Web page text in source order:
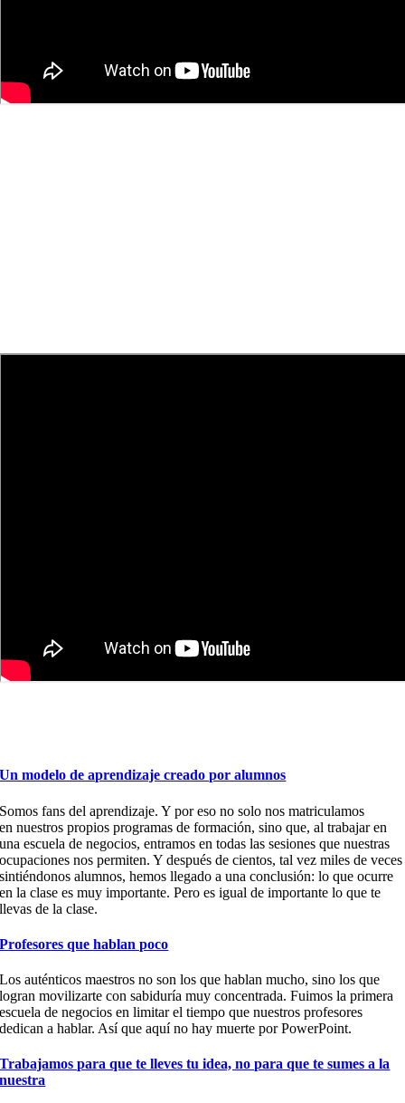
Un modelo de aprendizaje creado por alumnos
Somos fans del aprendizaje. Y por eso no solonos matriculamos
en nuestros propios programas deformación, sino que, al trabajar en
una escuela de negocios, entramos en todas las sesiones que nuestras
ocupaciones nos permiten. Y después de cientos, tal vez miles de veces
sintiéndonos alumnos, hemos llegado a una conclusión: lo que ocurre
enla clase es muy importante. Pero es igual de importante lo que te
llevas de la clase.
Profesores que hablan poco
Los auténticos maestros no son los que hablan mucho, sino los que
logran movilizarte con sabiduría muy concentrada. Fuimos la primera
escuela de negocios en limitar el tiempo que nuestros profesores
dedican a hablar. Así que aquí no hay muerte porPowerPoint.
Trabajamos para que te lleves tu idea, no para que te sumes a la
nuestra